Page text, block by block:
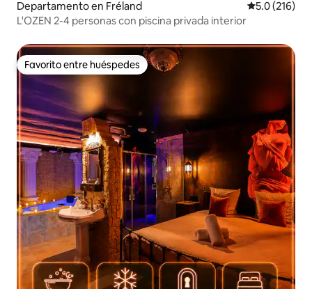
Departamento en Fréland Calificación
5.0 (216)
L'OZEN 2-4 personas con piscina privada interior
Favorito entre huéspedes
Favorito entre huéspedes